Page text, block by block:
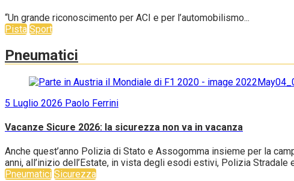
“Un grande riconoscimento per ACI e per l’automobilismo...
Pista Sport
Pneumatici
5 Luglio 2026 Paolo Ferrini
Vacanze Sicure 2026: la sicurezza non va in vacanza
Anche quest’anno Polizia di Stato e Assogomma insieme per la
anni, all’inizio dell’Estate, in vista degli esodi estivi, Polizia
Pneumatici Sicurezza